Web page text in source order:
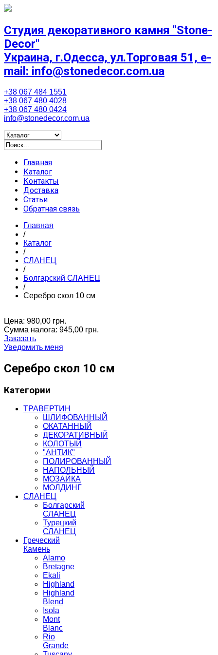
Студия декоративного камня "Stone-
Decor"
Украина, г.Одесса, ул.Торговая 51, e-
mail: info@stonedecor.com.ua
+38 067 484 1551
+38 067 480 4028
+38 067 480 0424
info@stonedecor.com.ua
Главная
Каталог
Контакты
Доставка
Статьи
Обратная связь
Главная
/
Каталог
/
СЛАНЕЦ
/
Болгарский СЛАНЕЦ
/
Серебро скол 10 см
Цена: 980,00 грн.
Сумма налога: 945,00 грн.
Заказать
Уведомить меня
Серебро скол 10 см
Категории
ТРАВЕРТИН
ШЛИФОВАННЫЙ
ОКАТАННЫЙ
ДЕКОРАТИВНЫЙ
КОЛОТЫЙ
"АНТИК"
ПОЛИРОВАННЫЙ
НАПОЛЬНЫЙ
МОЗАЙКА
МОЛДИНГ
СЛАНЕЦ
Болгарский
СЛАНЕЦ
Турецкий
СЛАНЕЦ
Греческий
Камень
Alamo
Bretagne
Ekali
Highland
Highland
Blend
Isola
Mont
Blanc
Rio
Grande